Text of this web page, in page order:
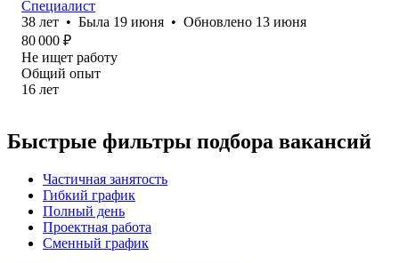
Специалист
38 лет • Была 19 июня • Обновлено 13 июня
80 000 ₽
Не ищет работу
Общий опыт
16 лет
Быстрые фильтры подбора вакансий
Частичная занятость
Гибкий график
Полный день
Проектная работа
Сменный график